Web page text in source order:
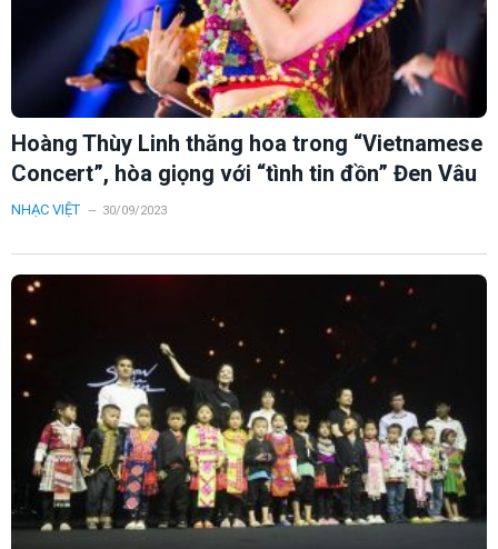
Hoàng Thùy Linh thăng hoa trong “Vietnamese
Concert”, hòa giọng với “tình tin đồn” Đen Vâu
NHẠC VIỆT 30/09/2023